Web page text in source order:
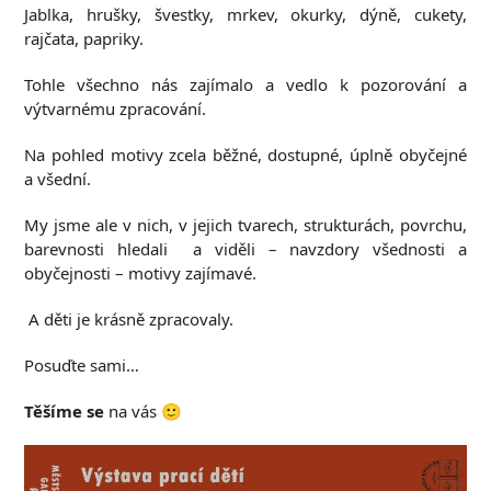
Jablka, hrušky, švestky, mrkev, okurky, dýně, cukety,
rajčata, papriky.
Tohle všechno nás zajímalo a vedlo k pozorování a
výtvarnému zpracování.
Na pohled motivy zcela běžné, dostupné, úplně obyčejné
a všední.
My jsme ale v nich, v jejich tvarech, strukturách, povrchu,
barevnosti hledali a viděli – navzdory všednosti a
obyčejnosti – motivy zajímavé.
A děti je krásně zpracovaly.
Posuďte sami…
Těšíme se na vás 🙂